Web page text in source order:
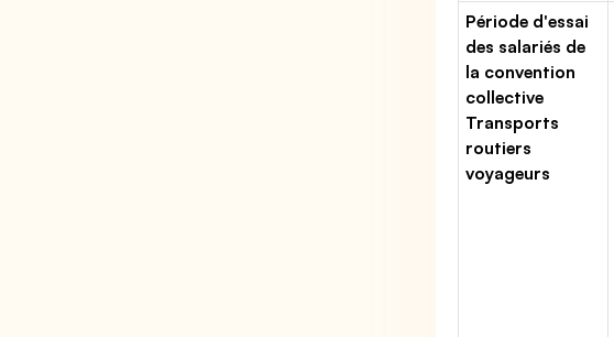
Période d'essai
des salariés de
la convention
collective
Transports
routiers
voyageurs